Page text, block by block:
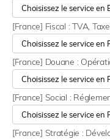
[France] Fiscal : TVA,
[France] Douane :
[France] Social :
[France] Stratégie :